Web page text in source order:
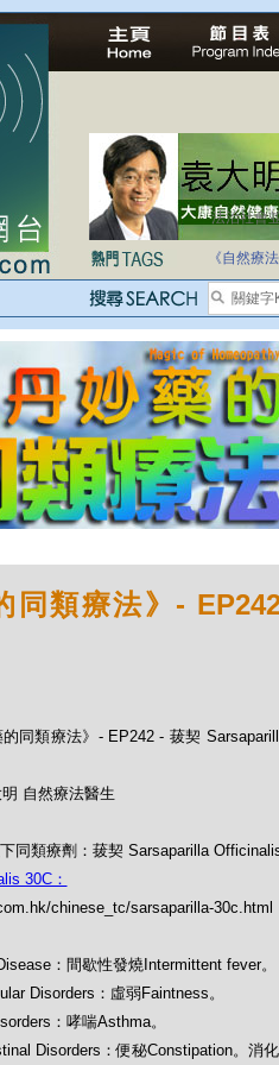
法治社會
自家教育
《自然療
同類療法》-
同類療法》- EP242 - 菝契
自然療法醫生
同類療劑：菝契 Sarsaparilla
30C：
chinese_tc/sarsaparilla-30c.html
：間歇性發燒Intermittent fever。
Disorders：虛弱Faintness。
：哮喘Asthma。
Disorders：便秘Constipation。消化